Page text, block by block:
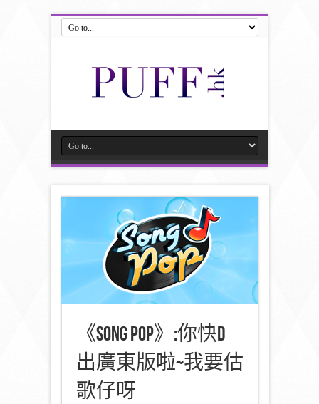
《Song Pop》:你快d
出廣東版啦~我要估
歌仔呀